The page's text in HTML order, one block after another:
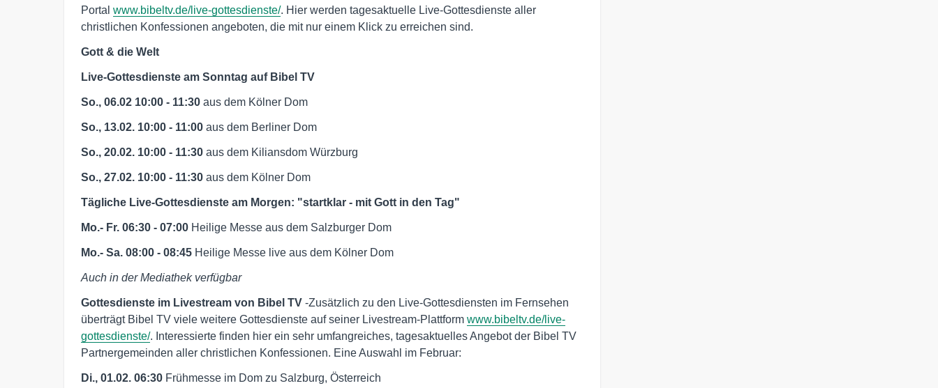
Portal www.bibeltv.de/live-gottesdienste/. Hier werden tagesaktuelle Live-Gottesdienste aller
christlichen Konfessionen angeboten, die mit nur einem Klick zu erreichen sind.
Gott & die Welt
Live-Gottesdienste am Sonntag auf Bibel TV
So., 06.02 10:00 - 11:30 aus dem Kölner Dom
So., 13.02. 10:00 - 11:00 aus dem Berliner Dom
So., 20.02. 10:00 - 11:30 aus dem Kiliansdom Würzburg
So., 27.02. 10:00 - 11:30 aus dem Kölner Dom
Tägliche Live-Gottesdienste am Morgen: "startklar - mit Gott in den Tag"
Mo.- Fr. 06:30 - 07:00 Heilige Messe aus dem Salzburger Dom
Mo.- Sa. 08:00 - 08:45 Heilige Messe live aus dem Kölner Dom
Auch in der Mediathek verfügbar
Gottesdienste im Livestream von Bibel TV -Zusätzlich zu den Live-Gottesdiensten im Fernsehen
überträgt Bibel TV viele weitere Gottesdienste auf seiner Livestream-Plattform www.bibeltv.de/live-
gottesdienste/. Interessierte finden hier ein sehr umfangreiches, tagesaktuelles Angebot der Bibel TV
Partnergemeinden aller christlichen Konfessionen. Eine Auswahl im Februar:
Di., 01.02. 06:30 Frühmesse im Dom zu Salzburg, Österreich